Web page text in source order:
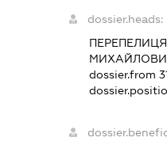
dossier.heads:
dossier.from